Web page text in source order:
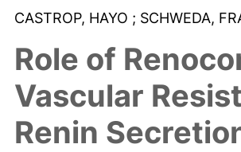
CASTROP, HAYO ; SCHWEDA,
Role of
Vascular
Renin